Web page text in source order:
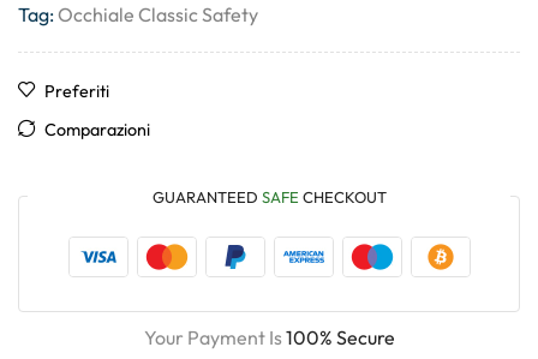
Tag:Occhiale Classic Safety
Preferiti
Comparazioni
GUARANTEED SAFE CHECKOUT
Your Payment Is100% Secure